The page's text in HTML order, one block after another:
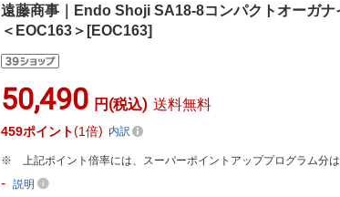
遠藤商事｜Endo Shoji SA18-8コンパクトオーガ
＜EOC163＞[EOC163]
50,490 円(税込) 送料無料
459ポイント 1倍 内訳
上記ポイント倍率には、スーパーポイントアッププログラム分は
-説明